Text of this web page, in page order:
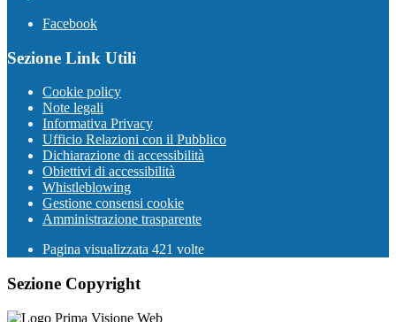
Facebook
Sezione Link Utili
Cookie policy
Note legali
Informativa Privacy
Ufficio Relazioni con il Pubblico
Dichiarazione di accessibilità
Obiettivi di accessibilità
Whistleblowing
Gestione consensi cookie
Amministrazione trasparente
Pagina visualizzata 421 volte
Sezione Copyright